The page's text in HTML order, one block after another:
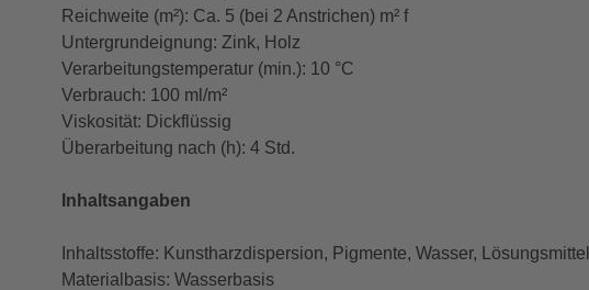
Reichweite (m²): Ca. 5 (bei 2 Anstrichen) m² f
Untergrundeignung: Zink, Holz
Verarbeitungstemperatur (min.): 10 °C
Verbrauch: 100 ml/m²
Viskosität: Dickflüssig
Überarbeitung nach (h): 4 Std.
Inhaltsangaben
Inhaltsstoffe: Kunstharzdispersion, Pigmente, Wasser,
Materialbasis: Wasserbasis